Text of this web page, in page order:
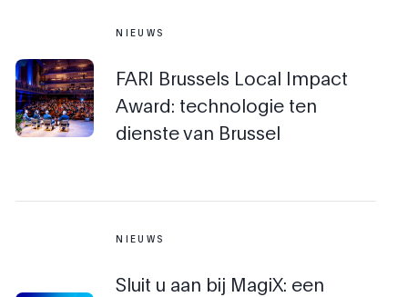
NIEUWS
FARI Brussels Local Impact
Award: technologie ten
dienste van Brussel
NIEUWS
Sluit u aan bij MagiX: een